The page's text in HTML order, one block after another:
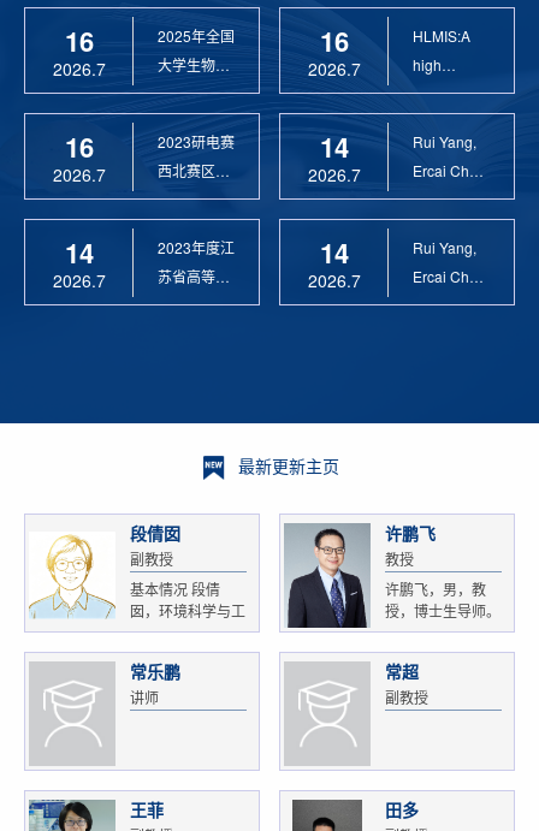
16
2026.7
2025年全国
大学生物联
网设计竞赛
16
2026.7
2023研电赛
西北赛区优
秀指导教师
14
2026.7
2023年度江
苏省高等学
校科学技术
16
2026.7
HLMIS:A
high
Resolution
14
2026.7
Rui Yang,
Ercai Chen
and
14
2026.7
Rui Yang,
Ercai Chen
and
最新更新主页
段倩囡
副教授
基本情况 段倩
囡，环境科学与工
程...
许鹏飞
教授
许鹏飞，男，教
授，博士生导师。
获...
常乐鹏
讲师
常超
副教授
王菲 田多